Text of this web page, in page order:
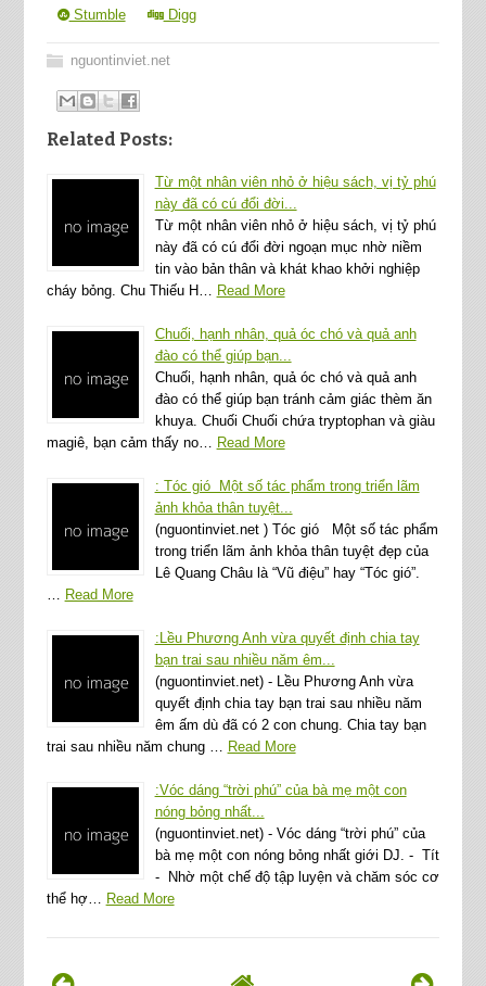
Stumble
Digg
nguontinviet.net
Related Posts:
Từ một nhân viên nhỏ ở hiệu sách, vị tỷ phú
này đã có cú đổi đời...
Từ một nhân viên nhỏ ở hiệu sách, vị tỷ phú
này đã có cú đổi đời ngoạn mục nhờ niềm
tin vào bản thân và khát khao khởi nghiệp
cháy bỏng. Chu Thiếu H…
Read More
Chuối, hạnh nhân, quả óc chó và quả anh
đào có thể giúp bạn...
Chuối, hạnh nhân, quả óc chó và quả anh
đào có thể giúp bạn tránh cảm giác thèm ăn
khuya. Chuối Chuối chứa tryptophan và giàu
magiê, bạn cảm thấy no…
Read More
: Tóc gió Một số tác phẩm trong triển lãm
ảnh khỏa thân tuyệt...
(nguontinviet.net ) Tóc gió Một số tác phẩm
trong triển lãm ảnh khỏa thân tuyệt đẹp của
Lê Quang Châu là “Vũ điệu” hay “Tóc gió”.
Read More
:Lều Phương Anh vừa quyết định chia tay
bạn trai sau nhiều năm êm...
(nguontinviet.net) - Lều Phương Anh vừa
quyết định chia tay bạn trai sau nhiều năm
êm ấm dù đã có 2 con chung. Chia tay bạn
trai sau nhiều năm chung …
Read More
:Vóc dáng “trời phú” của bà mẹ một con
nóng bỏng nhất...
(nguontinviet.net) - Vóc dáng “trời phú” của
bà mẹ một con nóng bỏng nhất giới DJ. - Tít
- Nhờ một chế độ tập luyện và chăm sóc cơ
thể hợ…
Read More